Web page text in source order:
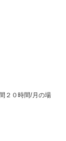
２０時間/月の場